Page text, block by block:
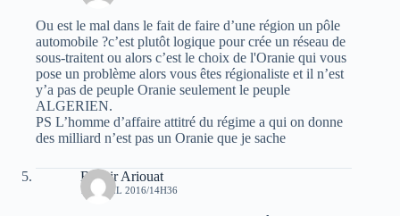
Ou est le mal dans le fait de faire d’une région un pôle
automobile ?c’est plutôt logique pour crée un réseau de
sous-traitent ou alors c’est le choix de l'Oranie qui vous
pose un problème alors vous êtes régionaliste et il n’est
y’a pas de peuple Oranie seulement le peuple
ALGERIEN.
PS L’homme d’affaire attitré du régime a qui on donne
des milliard n’est pas un Oranie que je sache
Bachir Ariouat
12 AVRIL 2016/14H36